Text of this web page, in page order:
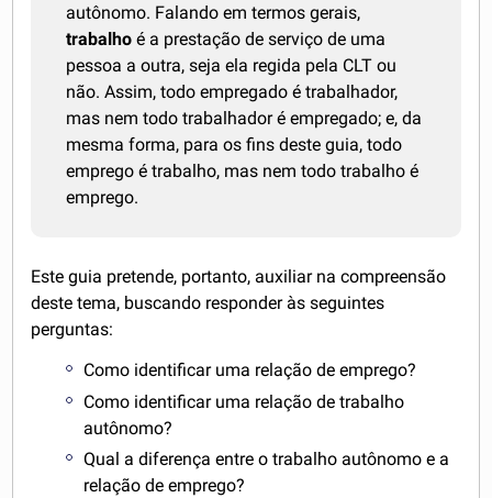
autônomo. Falando em termos gerais,
trabalho é a prestação de serviço de uma
pessoa a outra, seja ela regida pela CLT ou
não. Assim, todo empregado é trabalhador,
mas nem todo trabalhador é empregado; e, da
mesma forma, para os fins deste guia, todo
emprego é trabalho, mas nem todo trabalho é
emprego.
Este guia pretende, portanto, auxiliar na compreensão
deste tema, buscando responder às seguintes
perguntas:
Como identificar uma relação de emprego?
Como identificar uma relação de trabalho
autônomo?
Qual a diferença entre o trabalho autônomo e a
relação de emprego?